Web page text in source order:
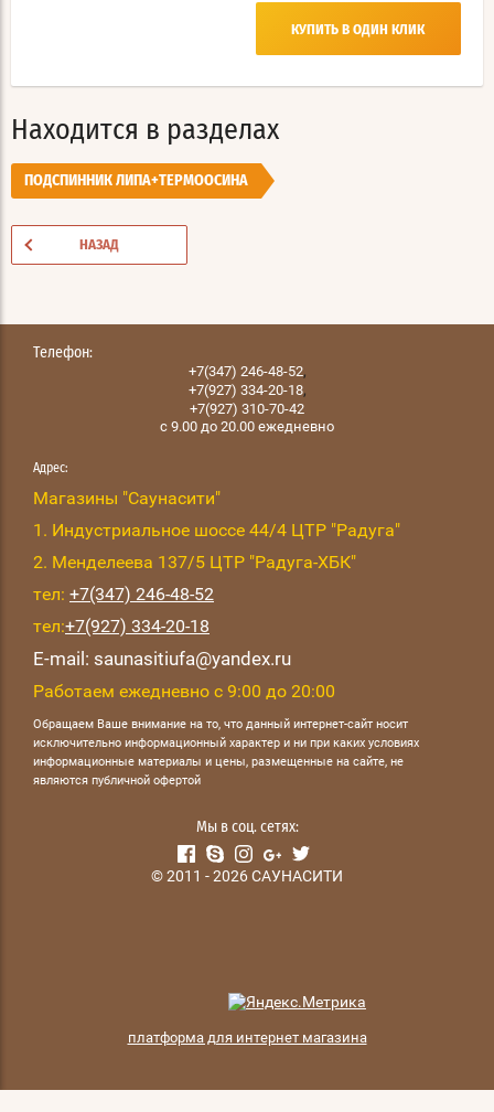
КУПИТЬ В ОДИН КЛИК
Находится в разделах
ПОДСПИННИК ЛИПА+ТЕРМООСИНА
НАЗАД
Телефон:
+7(347) 246-48-52,
+7(927) 334-20-18,
+7(927) 310-70-42
с 9.00 до 20.00 ежедневно
Адрес:
Магазины "Саунасити"
1. Индустриальное шоссе 44/4 ЦТР "Радуга"
2. Менделеева 137/5 ЦТР "Радуга-ХБК"
тел: +7(347) 246-48-52
тел:+7(927) 334-20-18
E-mail: saunasitiufa@yandex.ru
Работаем ежедневно с 9:00 до 20:00
Обращаем Ваше внимание на то, что данный интернет-сайт носит
исключительно информационный характер и ни при каких условиях
информационные материалы и цены, размещенные на сайте, не
являются публичной офертой
Мы в соц. сетях:
© 2011 - 2026 САУНАСИТИ
платформа для интернет магазина